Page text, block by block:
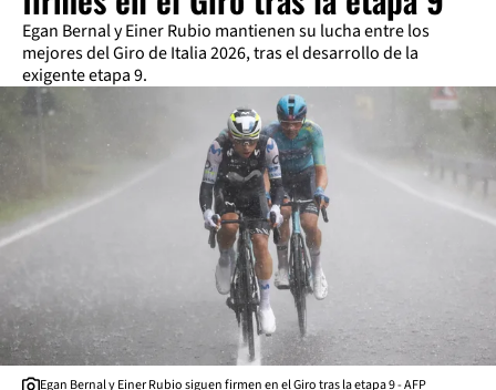
Egan Bernal y Einer Rubio mantienen su lucha entre los
mejores del Giro de Italia 2026, tras el desarrollo de la
exigente etapa 9.
Egan Bernal y Einer Rubio siguen firmen en el Giro tras la etapa 9 - AFP